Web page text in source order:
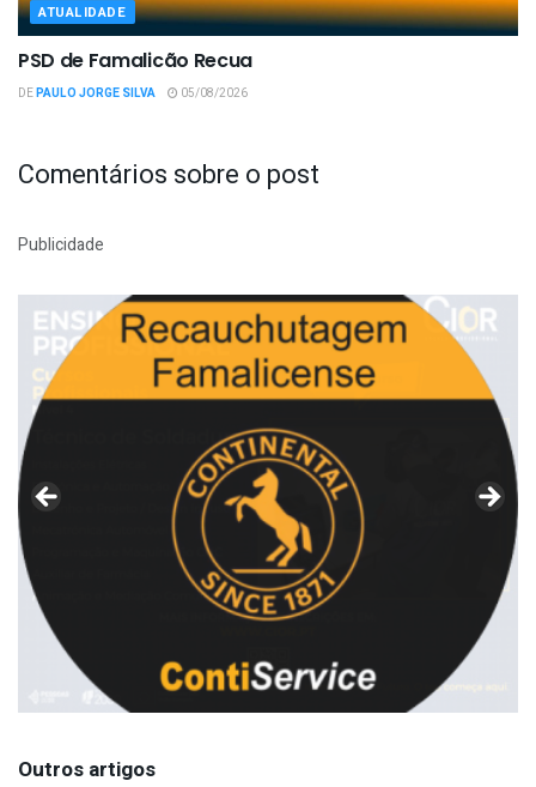
ATUALIDADE
PSD de Famalicão Recua
DEPAULO JORGE SILVA 05/08/2026
Comentários sobre o post
Publicidade
Outros artigos